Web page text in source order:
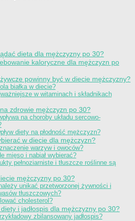
dieta dla mężczyzny po 30?
kaloryczne dla mężczyzn po
powinny być w diecie mężczyzny?
białka w diecie?
w witaminach i składnikach
zdrowie mężczyzn po 30?
na choroby układu sercowo-
diety na płodność mężczyzn?
w diecie dla mężczyzn?
warzyw i owoców?
mięso i nabiał wybierać?
pełnoziarniste i tłuszcze roślinne są
mężczyzny po 30?
unikać przetworzonej żywności i
tłuszczowych?
cholesterol?
i jadłospis dla mężczyzny po 30?
zbilansowany jadłospis?